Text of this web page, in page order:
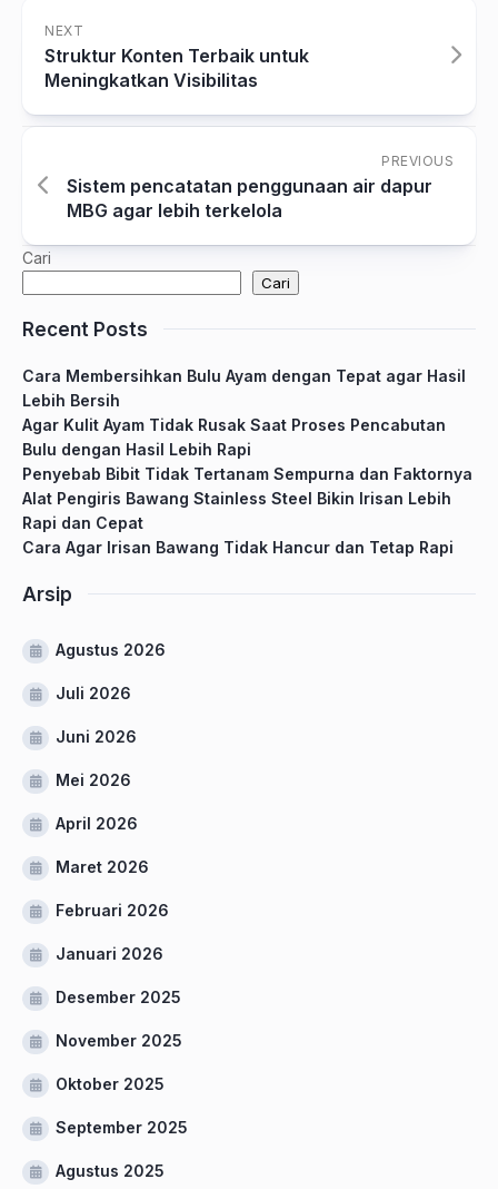
NEXT
Struktur Konten Terbaik untuk
Meningkatkan Visibilitas
PREVIOUS
Sistem pencatatan penggunaan air dapur
MBG agar lebih terkelola
Cari
Cari
Recent Posts
Cara Membersihkan Bulu Ayam dengan Tepat agar Hasil
Lebih Bersih
Agar Kulit Ayam Tidak Rusak Saat Proses Pencabutan
Bulu dengan Hasil Lebih Rapi
Penyebab Bibit Tidak Tertanam Sempurna dan Faktornya
Alat Pengiris Bawang Stainless Steel Bikin Irisan Lebih
Rapi dan Cepat
Cara Agar Irisan Bawang Tidak Hancur dan Tetap Rapi
Arsip
Agustus 2026
Juli 2026
Juni 2026
Mei 2026
April 2026
Maret 2026
Februari 2026
Januari 2026
Desember 2025
November 2025
Oktober 2025
September 2025
Agustus 2025